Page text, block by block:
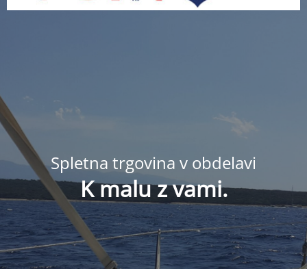
Spletna trgovina v obdelavi
K malu z vami.